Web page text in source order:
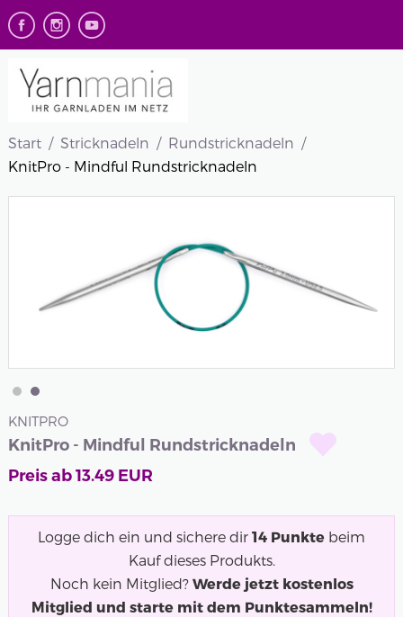
Start Stricknadeln
Rundstricknadeln
KnitPro - Mindful Rundstricknadeln
KNITPRO
KnitPro - Mindful Rundstricknadeln
Preis ab13.49EUR
Logge dich ein und sichere dir 14 Punkte beim
Kauf dieses Produkts.
Noch kein Mitglied? Werde jetzt kostenlos
Mitglied und starte mit dem Punktesammeln!